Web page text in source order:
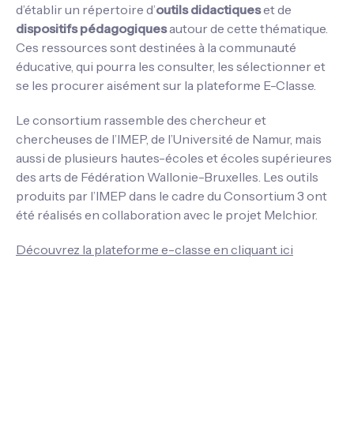
d’établir un répertoire d’outils didactiqueset de
dispositifs pédagogiquesautour de cette thématique.
Ces ressources sont destinées à la communauté
éducative, qui pourra les consulter, les sélectionner et
se les procurer aisément sur la plateforme E-Classe.
Le consortium rassemble des chercheur et
chercheuses de l’IMEP, de l’Université de Namur, mais
aussi de plusieurs hautes-écoles et écoles supérieures
des arts de Fédération Wallonie-Bruxelles. Les outils
produits par l’IMEP dans le cadre du Consortium 3 ont
été réalisés en collaboration avec le projet Melchior.
Découvrez la plateforme e-classe en cliquant ici